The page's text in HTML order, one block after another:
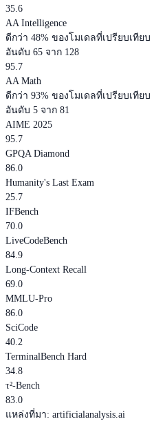
35.6
AA Intelligence
ดีกว่า 48% ของโมเดลที่เปรียบเทียบ
อันดับ 65 จาก 128
95.7
AA Math
ดีกว่า 93% ของโมเดลที่เปรียบเทียบ
อันดับ 5 จาก 81
AIME 2025
95.7
GPQA Diamond
86.0
Humanity's Last Exam
25.7
IFBench
70.0
LiveCodeBench
84.9
Long-Context Recall
69.0
MMLU-Pro
86.0
SciCode
40.2
TerminalBench Hard
34.8
τ²-Bench
83.0
แหล่งที่มา: artificialanalysis.ai